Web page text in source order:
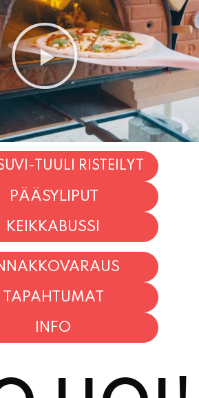
TUULI RISTEILYT
PÄÄSYLIPUT
KEIKKABUSSI
TAPAHTUMAT
INFO
HOI!
2026 KÄYNNISTYY